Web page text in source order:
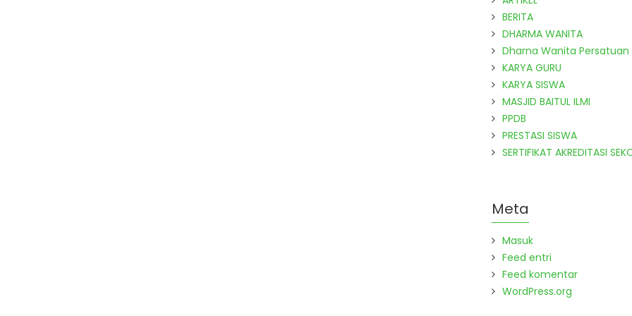
BERITA
DHARMA WANITA
Dharna Wanita Persatuan
KARYA GURU
KARYA SISWA
MASJID BAITUL ILMI
PPDB
PRESTASI SISWA
SERTIFIKAT AKREDITASI
Meta
Masuk
Feed entri
Feed komentar
WordPress.org